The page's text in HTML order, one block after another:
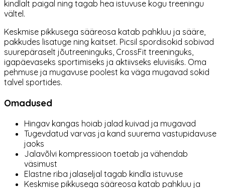
kindlalt paigal ning tagab hea istuvuse kogu treeningu
vältel.
Keskmise pikkusega sääreosa katab pahkluu ja sääre,
pakkudes lisatuge ning kaitset. Picsil spordisokid sobivad
suurepäraselt jõutreeninguks, CrossFit treeninguks,
igapäevaseks sportimiseks ja aktiivseks eluviisiks. Oma
pehmuse ja mugavuse poolest ka väga mugavad sokid
talvel sportides.
Omadused
Hingav kangas hoiab jalad kuivad ja mugavad
Tugevdatud varvas ja kand suurema vastupidavuse
jaoks
Jalavõlvi kompressioon toetab ja vähendab
väsimust
Elastne riba jalaseljal tagab kindla istuvuse
Keskmise pikkusega sääreosa katab pahkluu ja